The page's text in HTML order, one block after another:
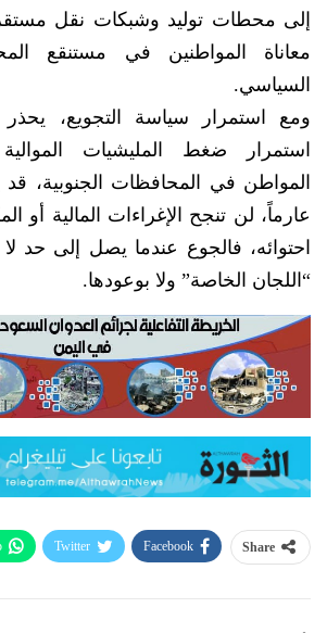
إلى محطات توليد وشبكات نقل
معاناة المواطنين في مستنقع
السياسي.
ومع استمرار سياسة التجويع،
استمرار ضغط المليشيات
المواطن في المحافظات الجنوبية، قد
عارماً، لن تنجح الإغراءات المالية أو
احتوائه، فالجوع عندما يصل إلى حد
“اللجان الخاصة” ولا بوعودها.
Share
Facebook
Twitter